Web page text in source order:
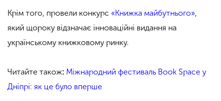
Крім того, провели конкурс «Книжка майбутнього»,
який щороку відзначає інноваційні видання на
українському книжковому ринку.
Читайте також: Міжнародний фестиваль Book Space у
Дніпрі: як це було вперше